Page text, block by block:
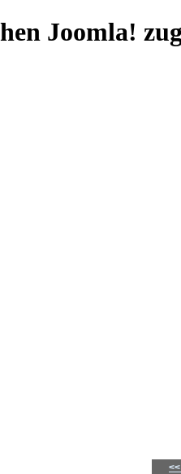
Joomla!
<<